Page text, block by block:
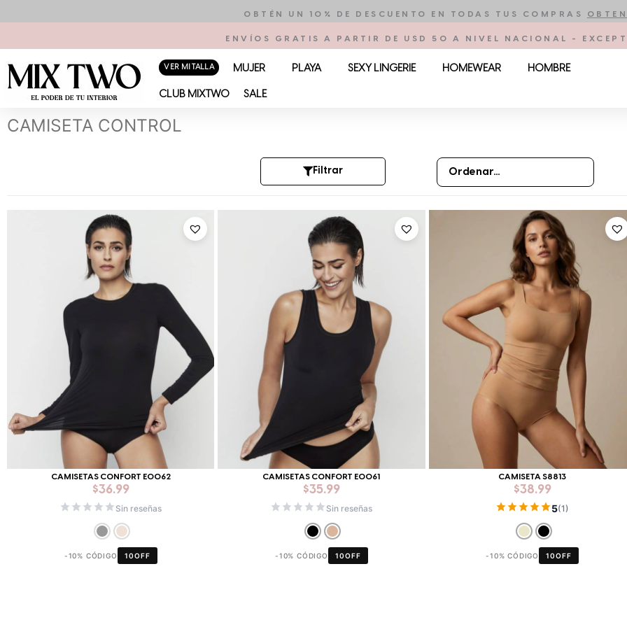
contenido
OBTÉN UN 10% DE DESCUENTO EN TODAS TUS COMPRAS
ENVÍOS GRATIS A PARTIR DE USD 50 A NIVEL NACIONAL -
VER MI TALLA MUJER PLAYA SEXY LINGERIE HOMEWEAR HOMBRE
CLUB MIXTWO SALE
CAMISETA CONTROL
Filtrar
CAMISETAS CONFORT E0062
$36.99
Sin reseñas
-10% CÓDIGO 10OFF
CAMISETAS CONFORT E0061
$35.99
Sin reseñas
-10% CÓDIGO 10OFF
CAMISETA S8813
$38.99
5(1)
-10% CÓDIGO 10OFF